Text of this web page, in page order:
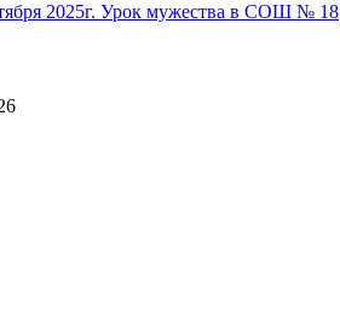
2025г. Урок мужества в СОШ № 18